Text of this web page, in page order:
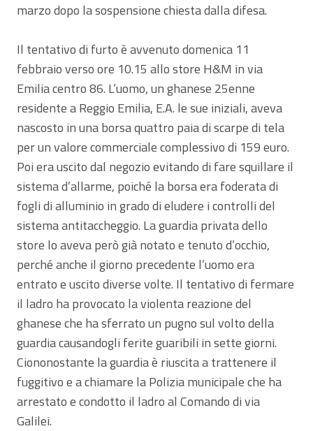
marzo dopo la sospensione chiesta dalla difesa.
Il tentativo di furto è avvenuto domenica 11
febbraio verso ore 10.15 allo store H&M in via
Emilia centro 86. L’uomo, un ghanese 25enne
residente a Reggio Emilia, E.A. le sue iniziali, aveva
nascosto in una borsa quattro paia di scarpe di tela
per un valore commerciale complessivo di 159 euro.
Poi era uscito dal negozio evitando di fare squillare il
sistema d’allarme, poiché la borsa era foderata di
fogli di alluminio in grado di eludere i controlli del
sistema antitaccheggio. La guardia privata dello
store lo aveva però già notato e tenuto d’occhio,
perché anche il giorno precedente l’uomo era
entrato e uscito diverse volte. Il tentativo di fermare
il ladro ha provocato la violenta reazione del
ghanese che ha sferrato un pugno sul volto della
guardia causandogli ferite guaribili in sette giorni.
Ciononostante la guardia è riuscita a trattenere il
fuggitivo e a chiamare la Polizia municipale che ha
arrestato e condotto il ladro al Comando di via
Galilei.